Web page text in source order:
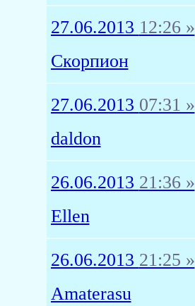
27.06.2013 12:26 »
Скорпион
27.06.2013 07:31 »
daldon
26.06.2013 21:36 »
Ellen
26.06.2013 21:25 »
Amaterasu